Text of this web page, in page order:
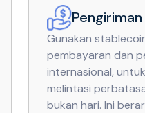
Gunakan
pembayaran dan
internasional,
melintasi
bukan hari. Ini